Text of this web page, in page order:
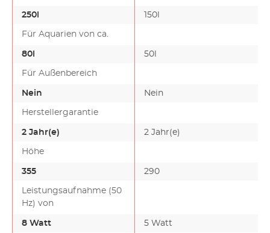
250l 150l
Für Aquarien von ca.
80l 50l
Für Außenbereich
Nein Nein
Herstellergarantie
2 Jahr(e) 2 Jahr(e)
Höhe
355 290
Leistungsaufnahme (50
Hz) von
8 Watt 5 Watt